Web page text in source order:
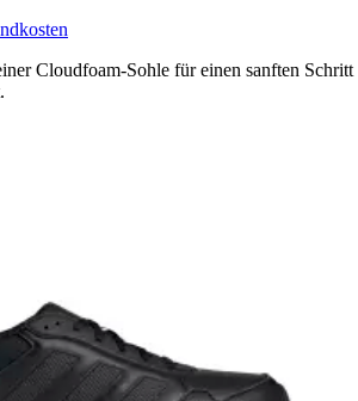
Cloudfoam-Sohle für einen sanften Schritt